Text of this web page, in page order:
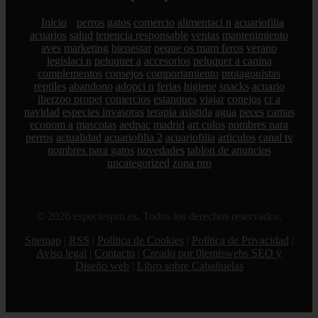
Inicio perros gatos comercio alimentaci n acuariofilia
acuarios salud tenencia responsable ventas mantenimiento
aves marketing bienestar peque os mam feros verano
legislaci n peluquer a accesorios peluquer a canina
complementos consejos comportamiento protagonistas
reptiles abandono adopci n ferias higiene snacks acuario
iberzoo propet comercios estanques viajar conejos cr a
navidad especies invasoras terapia asistida agua peces camas
econom a mascotas aedpac madrid art culos nombres para
perros actualidad acuariofilia 2 acuariofilia articulos canal tv
nombres para gatos novedades tablon de anuncios
uncategorized zona pro
© 2026 especiespro.es. Todos los derechos reservados.
Sitemap
RSS Política de Cookies Política de Privacidad
Aviso legal
Contacto
Creado por 0lemiswebs SEO y
Diseño web
Libro sobre Cabañuelas